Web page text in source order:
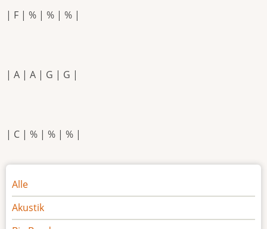
| F | % | % | % |
| A | A | G | G |
| C | % | % | % |
Noten
Alle
Akustik